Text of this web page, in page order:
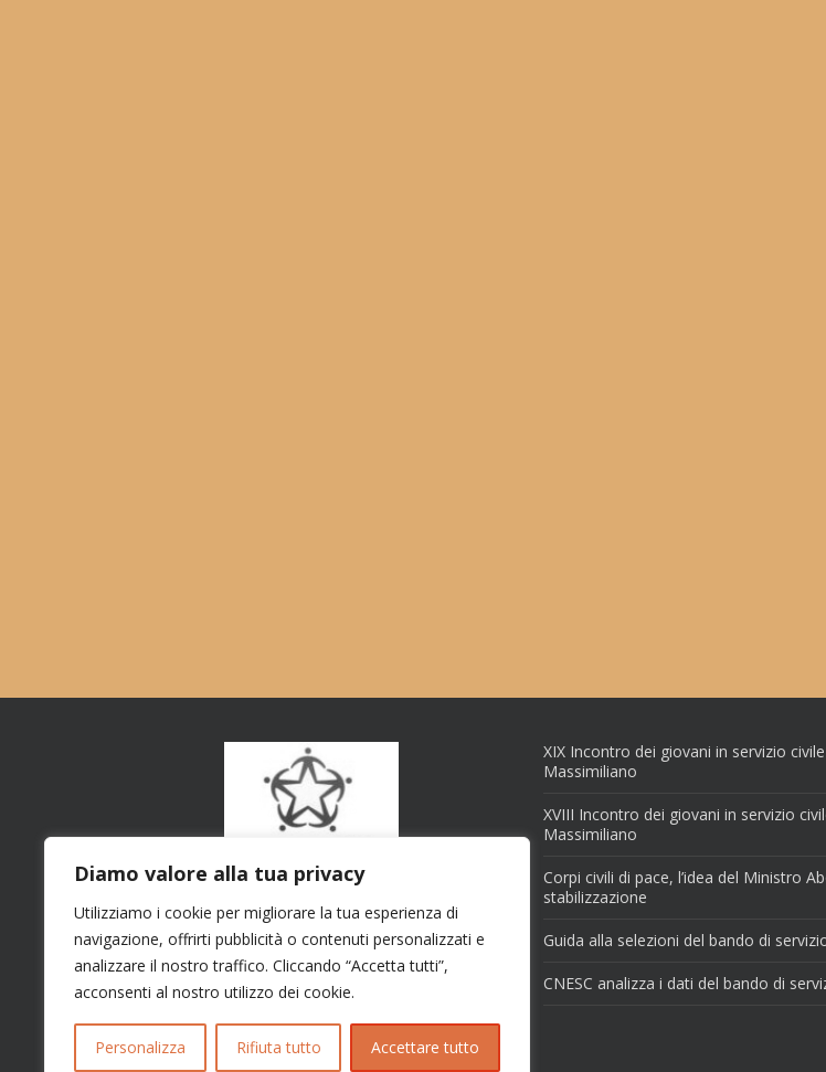
Diamo valore alla tua privacy
Utilizziamo i cookie per migliorare la tua esperienza di
navigazione, offrirti pubblicità o contenuti personalizzati e
analizzare il nostro traffico. Cliccando “Accetta tutti”,
acconsenti al nostro utilizzo dei cookie.
Personalizza Rifiuta tutto Accettare tutto
XIX Incontro dei giovani in servizio
Massimiliano
XVIII Incontro dei giovani in servizio
Massimiliano
Corpi civili di pace, l’idea del Ministro
stabilizzazione
Guida alla selezioni del bando di
CNESC analizza i dati del bando di